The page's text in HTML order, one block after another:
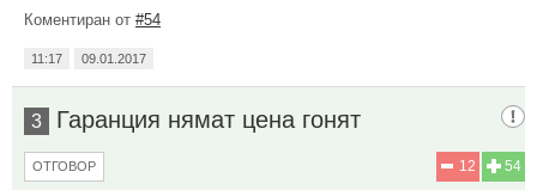
Коментиран от #54
11:17 09.01.2017
3 Гаранция нямат цена гонят
54
12
ОТГОВОР